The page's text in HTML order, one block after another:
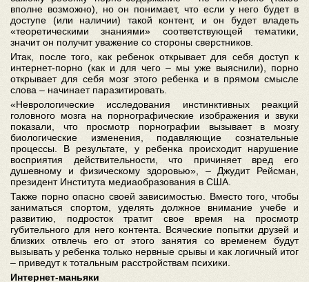
вполне возможно), но он понимает, что если у него будет в
доступе (или наличии) такой контент, и он будет владеть
«теоретическими знаниями» соответствующей тематики,
значит он получит уважение со стороны сверстников.
Итак, после того, как ребенок открывает для себя доступ к
интернет-порно (как и для чего – мы уже выяснили), порно
открывает для себя мозг этого ребенка и в прямом смысле
слова – начинает паразитировать.
«Неврологические исследования инстинктивных реакций
головного мозга на порнографические изображения и звуки
показали, что просмотр порнографии вызывает в мозгу
биологические изменения, подавляющие сознательные
процессы. В результате, у ребенка происходит нарушение
восприятия действительности, что причиняет вред его
душевному и физическому здоровью», – Джудит Рейсман,
президент Института медиаобразования в США.
Также порно опасно своей зависимостью. Вместо того, чтобы
заниматься спортом, уделять должное внимание учебе и
развитию, подросток тратит свое время на просмотр
губительного для него контента. Всяческие попытки друзей и
близких отвлечь его от этого занятия со временем будут
вызывать у ребенка только нервные срывы и как логичный итог
– приведут к тотальным расстройствам психики.
Интернет-маньяки